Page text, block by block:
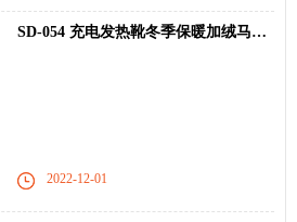
SD-054 充电发热靴冬季保暖加绒马丁靴
2022-12-01